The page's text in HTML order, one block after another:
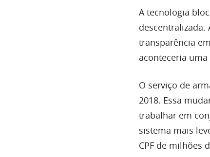
A tecnologia
descentralizada.
transparência
aconteceria
O serviço de
2018. Essa
trabalhar em
sistema mais
CPF de milhões